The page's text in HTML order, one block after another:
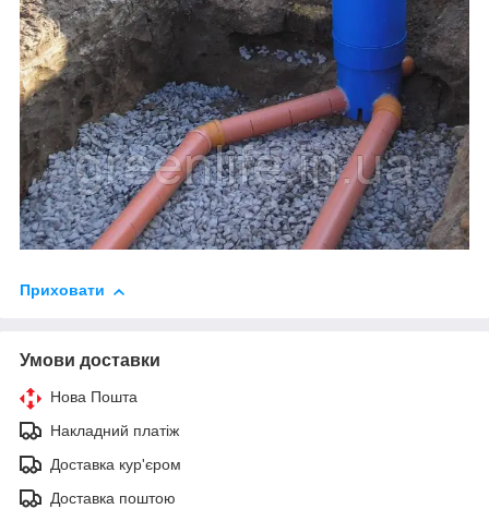
Приховати
Умови доставки
Нова Пошта
Накладний платіж
Доставка кур'єром
Доставка поштою